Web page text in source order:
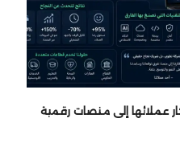
عملائها إلى منصات رقمية